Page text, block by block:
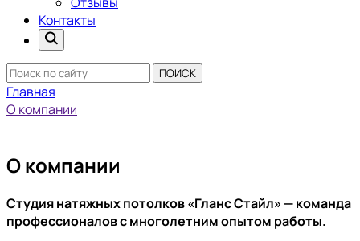
Контакты
ПОИСК
Главная
О компании
О компании
Студия натяжных потолков «Гланс Стайл» — команда
профессионалов с многолетним опытом работы.